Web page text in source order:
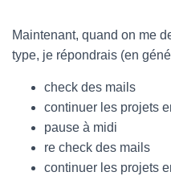
Maintenant, quand on me
type, je répondrais (en
check des mails
continuer les projets
pause à midi
re check des mails
continuer les projets